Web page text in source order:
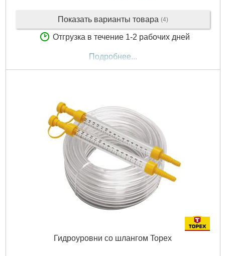
Показать варианты товара (4)
Отгрузка в течение 1-2 рабочих дней
Подробнее...
Гидроуровни со шлангом Topex